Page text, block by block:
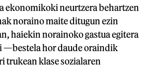
ekonomikoki neurtzera behartzen
noraino maite ditugun ezin
haiekin norainoko gastua egitera
—bestela hor daude oraindik
trukean klase sozialaren